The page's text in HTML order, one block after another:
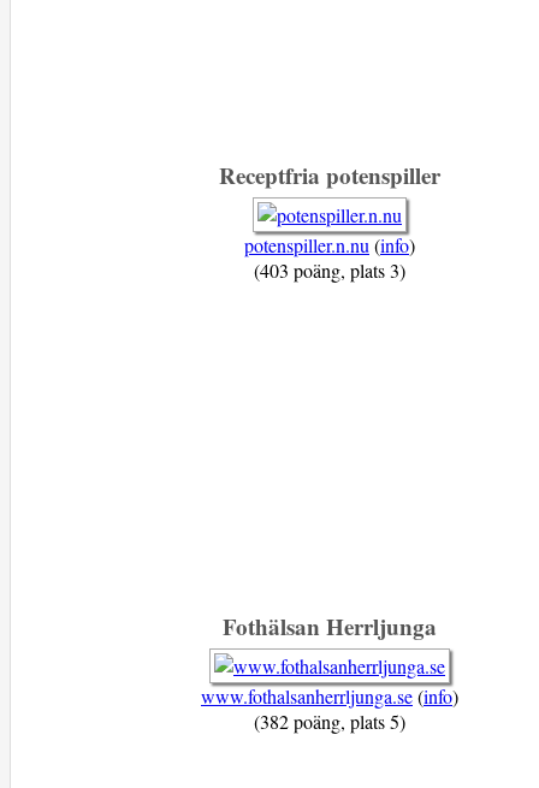
Receptfria potenspiller
potenspiller.n.nu (info)
(403 poäng, plats 3)
Fothälsan Herrljunga
www.fothalsanherrljunga.se(info)
(382 poäng, plats 5)